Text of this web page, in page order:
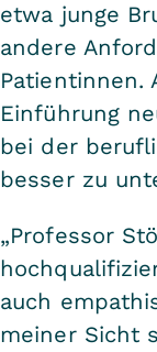
etwa junge
andere
Patientinnen.
Einführung
bei der
besser zu
„Professor
auch
meiner Sicht